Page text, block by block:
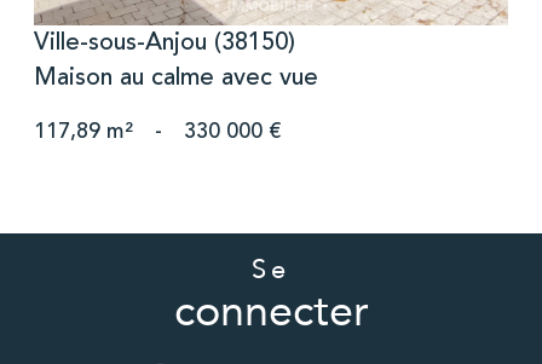
Ville-sous-Anjou (38150)
Maison au calme avec vue
117,89 m² - 330 000 €
Se
connecter